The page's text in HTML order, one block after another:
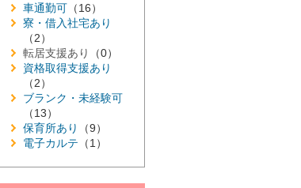
車通勤可 （16）
寮・借入社宅あり
（2）
転居支援あり
（0）
資格取得支援あり
（2）
ブランク・未経験可
（13）
保育所あり
（9）
電子カルテ （1）